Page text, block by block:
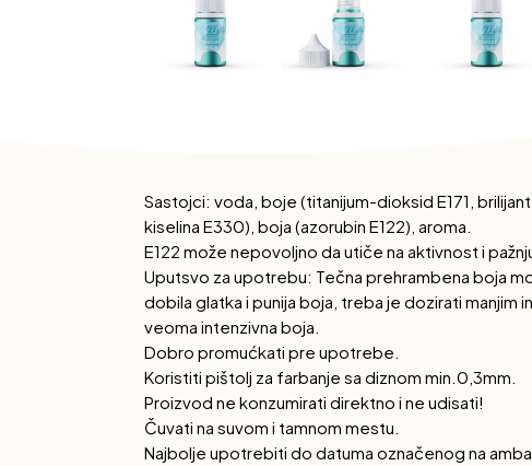
Sastojci: voda, boje (titanijum-dioksid E171, brilijant
kiselina E330), boja (azorubin E122), aroma.
E122 može nepovoljno da utiče na aktivnost i
Uputsvo za upotrebu: Tečna prehrambena boja
dobila glatka i punija boja, treba je dozirati
veoma intenzivna boja.
Dobro promućkati pre upotrebe.
Koristiti pištolj za farbanje sa diznom min.0,3mm.
Proizvod ne konzumirati direktno i ne udisati!
Čuvati na suvom i tamnom mestu.
Najbolje upotrebiti do datuma označenog na